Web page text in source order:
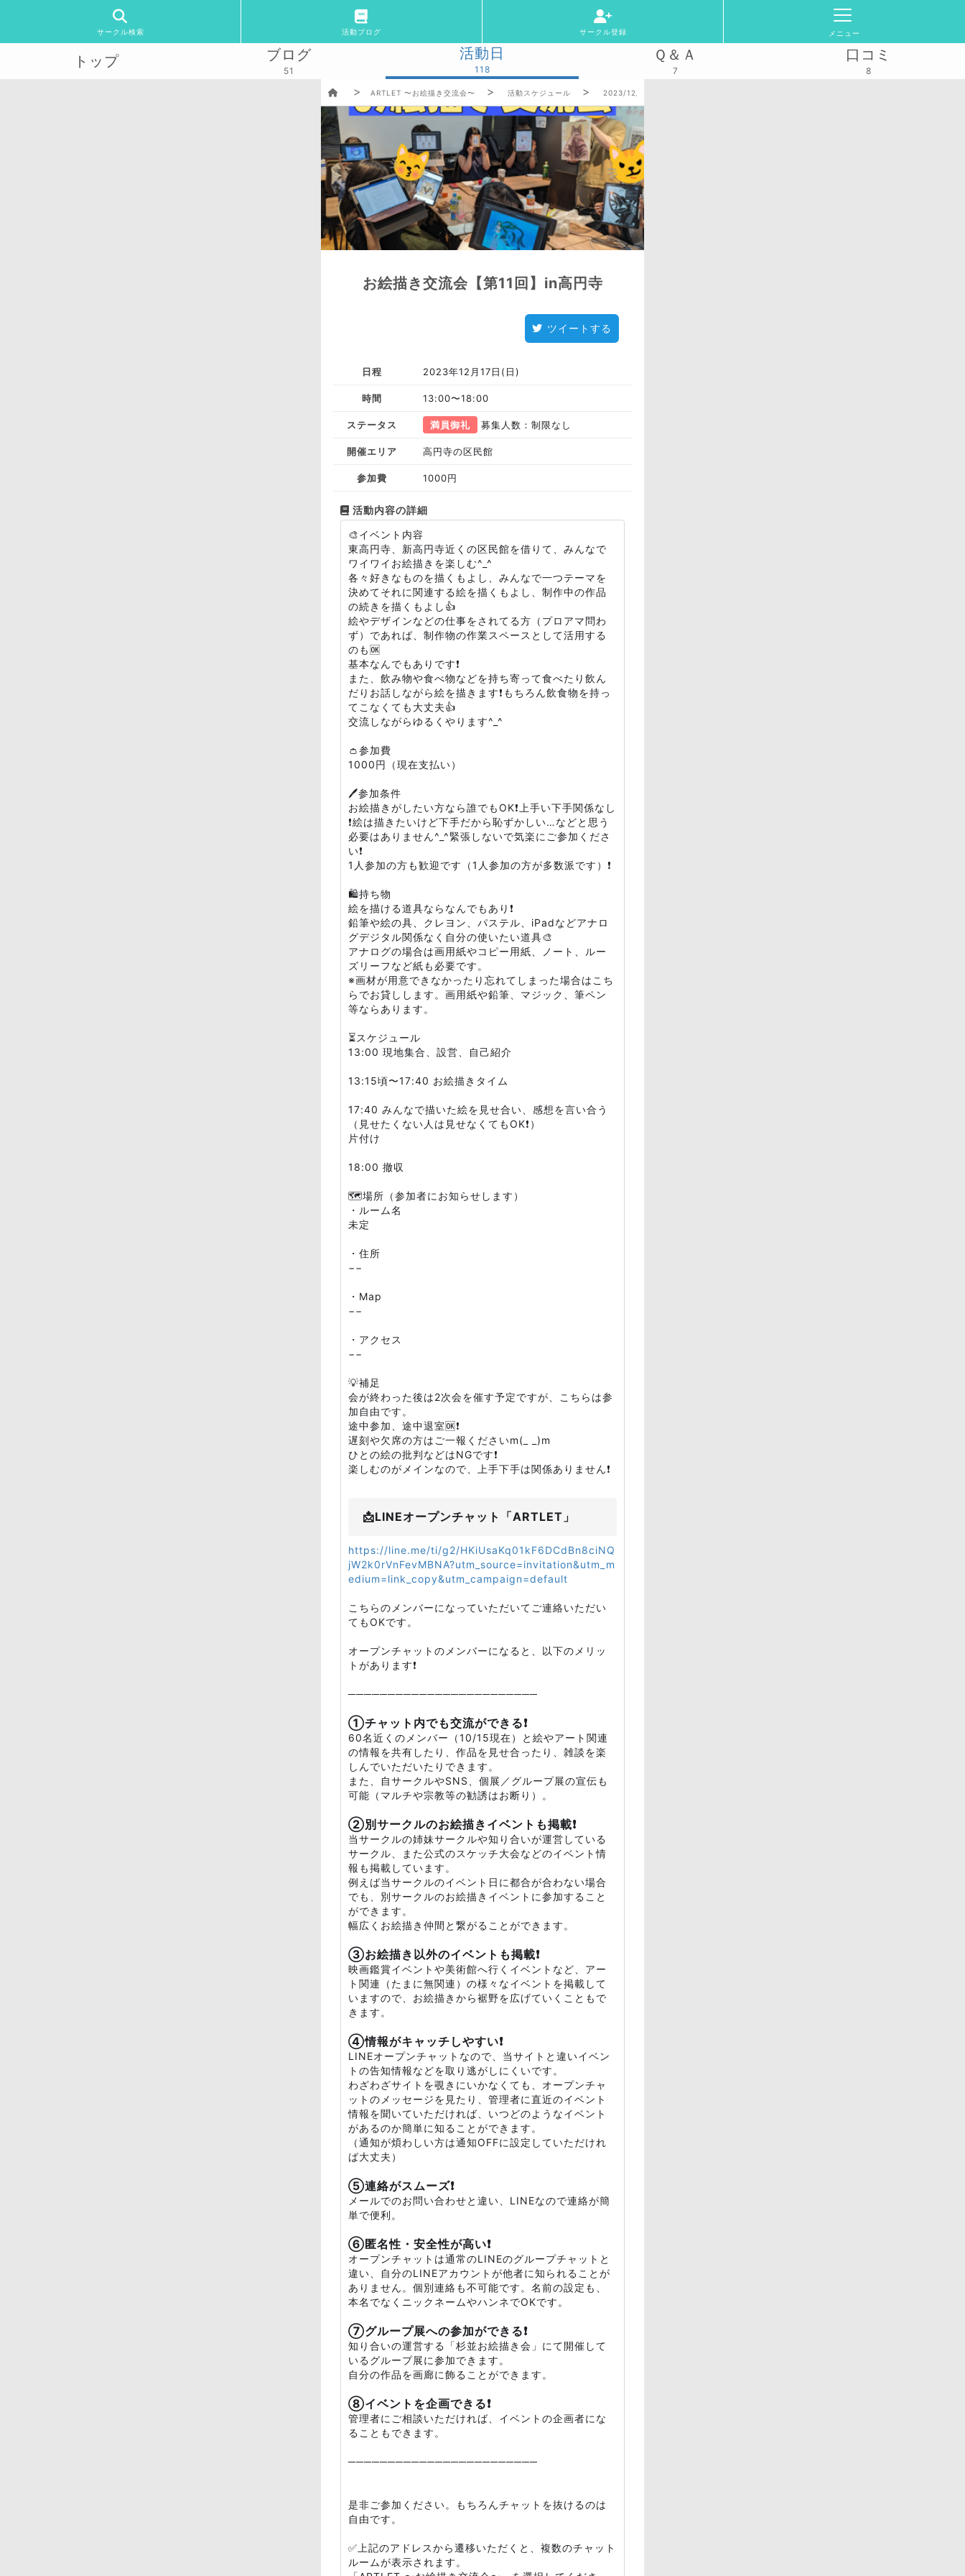
サークル検索 活動ブログ サークル登録 メニュー
トップ ブログ
51
活動日
118
Ｑ＆Ａ
7
口コミ
8
ARTLET 〜お絵描き交流会〜 活動スケジュール 2023/12/17(日)
お絵描き交流会【第11回】in高円寺
ツイートする
日程 2023年12月17日(日)
時間 13:00〜18:00
ステータス 満員御礼 募集人数：制限なし
開催エリア 高円寺の区民館
参加費 1000円
活動内容の詳細
🎨イベント内容
東高円寺、新高円寺近くの区民館を借りて、みんなで
ワイワイお絵描きを楽しむ^_^
各々好きなものを描くもよし、みんなで一つテーマを
決めてそれに関連する絵を描くもよし、制作中の作品
の続きを描くもよし👍
絵やデザインなどの仕事をされてる方（プロアマ問わ
ず）であれば、制作物の作業スペースとして活用する
のも🆗
基本なんでもありです❗
また、飲み物や食べ物などを持ち寄って食べたり飲ん
だりお話しながら絵を描きます❗もちろん飲食物を持っ
てこなくても大丈夫👍
交流しながらゆるくやります^_^
👛参加費
1000円（現在支払い）
🖊参加条件
お絵描きがしたい方なら誰でもOK❗上手い下手関係なし
❗絵は描きたいけど下手だから恥ずかしい…などと思う
必要はありません^_^緊張しないで気楽にご参加くださ
い❗
1人参加の方も歓迎です（1人参加の方が多数派です）❗
🛍持ち物
絵を描ける道具ならなんでもあり❗
鉛筆や絵の具、クレヨン、パステル、iPadなどアナロ
グデジタル関係なく自分の使いたい道具🎨
アナログの場合は画用紙やコピー用紙、ノート、ルー
ズリーフなど紙も必要です。
※画材が用意できなかったり忘れてしまった場合はこち
らでお貸しします。画用紙や鉛筆、マジック、筆ペン
等ならあります。
⏳スケジュール
13:00 現地集合、設営、自己紹介
13:15頃〜17:40 お絵描きタイム
17:40 みんなで描いた絵を見せ合い、感想を言い合う
（見せたくない人は見せなくてもOK❗）
片付け
18:00 撤収
🗺場所（参加者にお知らせします）
・ルーム名
未定
・住所
−−
・Map
−−
・アクセス
−−
💡補足
会が終わった後は2次会を催す予定ですが、こちらは参
加自由です。
途中参加、途中退室🆗❗
遅刻や欠席の方はご一報くださいm(_ _)m
ひとの絵の批判などはNGです❗
楽しむのがメインなので、上手下手は関係ありません❗
📩LINEオープンチャット「ARTLET」
https://line.me/ti/g2/HKiUsaKq01kF6DCdBn8ciNQ
jW2k0rVnFevMBNA?utm_source=invitation&utm_m
edium=link_copy&utm_campaign=default
こちらのメンバーになっていただいてご連絡いただい
てもOKです。
オープンチャットのメンバーになると、以下のメリッ
トがあります❗
────────────────────────
①チャット内でも交流ができる❗
60名近くのメンバー（10/15現在）と絵やアート関連
の情報を共有したり、作品を見せ合ったり、雑談を楽
しんでいただいたりできます。
また、自サークルやSNS、個展／グループ展の宣伝も
可能（マルチや宗教等の勧誘はお断り）。
②別サークルのお絵描きイベントも掲載❗
当サークルの姉妹サークルや知り合いが運営している
サークル、また公式のスケッチ大会などのイベント情
報も掲載しています。
例えば当サークルのイベント日に都合が合わない場合
でも、別サークルのお絵描きイベントに参加すること
ができます。
幅広くお絵描き仲間と繋がることができます。
③お絵描き以外のイベントも掲載❗
映画鑑賞イベントや美術館へ行くイベントなど、アー
ト関連（たまに無関連）の様々なイベントを掲載して
いますので、お絵描きから裾野を広げていくこともで
きます。
④情報がキャッチしやすい❗
LINEオープンチャットなので、当サイトと違いイベン
トの告知情報などを取り逃がしにくいです。
わざわざサイトを覗きにいかなくても、オープンチャ
ットのメッセージを見たり、管理者に直近のイベント
情報を聞いていただければ、いつどのようなイベント
があるのか簡単に知ることができます。
（通知が煩わしい方は通知OFFに設定していただけれ
ば大丈夫）
⑤連絡がスムーズ❗
メールでのお問い合わせと違い、LINEなので連絡が簡
単で便利。
⑥匿名性・安全性が高い❗
オープンチャットは通常のLINEのグループチャットと
違い、自分のLINEアカウントが他者に知られることが
ありません。個別連絡も不可能です。名前の設定も、
本名でなくニックネームやハンネでOKです。
⑦グループ展への参加ができる❗
知り合いの運営する「杉並お絵描き会」にて開催して
いるグループ展に参加できます。
自分の作品を画廊に飾ることができます。
⑧イベントを企画できる❗
管理者にご相談いただければ、イベントの企画者にな
ることもできます。
────────────────────────
是非ご参加ください。もちろんチャットを抜けるのは
自由です。
✅上記のアドレスから遷移いただくと、複数のチャット
ルームが表示されます。